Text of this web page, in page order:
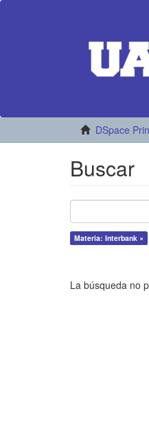
DSpace
Buscar
Materia: Interbank ×
La búsqueda no